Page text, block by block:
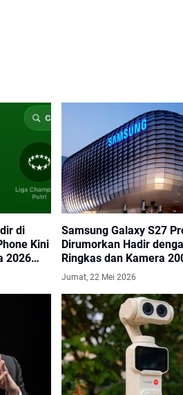
di
Kini
2026
Samsung Galaxy S27
Dirumorkan Hadir
Ringkas dan Kamera
Jumat, 22 Mei 2026